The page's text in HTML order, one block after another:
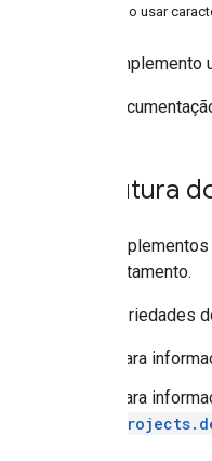
Como usar
Um complemento
Esta
Estrutura
Os
comportamento.
As propriedades
Para
Para